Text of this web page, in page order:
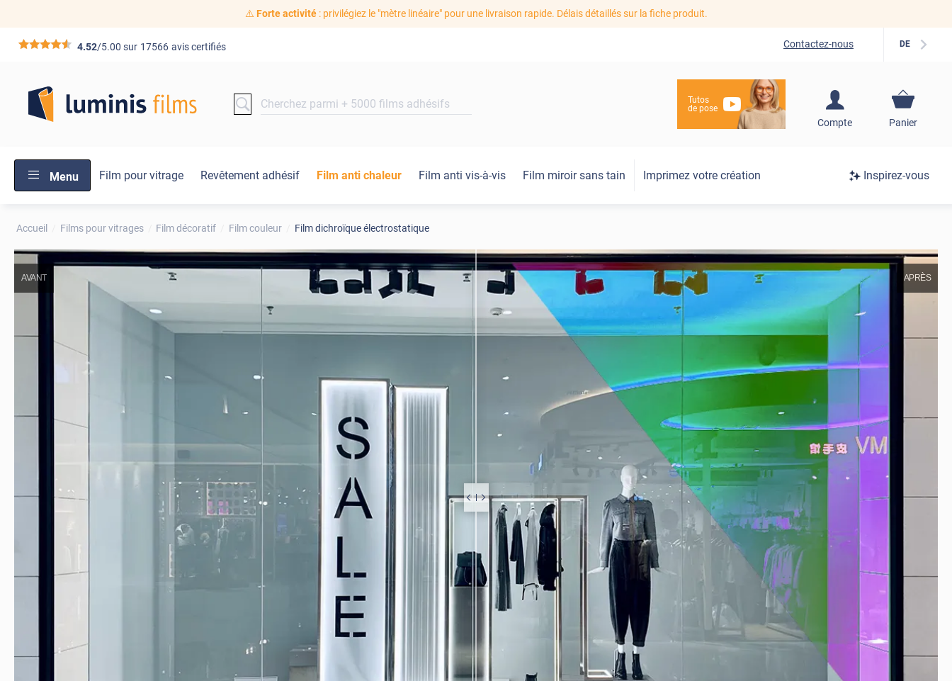
⚠️ Forte activité: privilégiez le "mètre linéaire" pour une livraison rapide. Délais détaillés sur la fiche produit.
*****4.52/5.00 sur 17566 avis certifiés Contactez-nous DE
Tutos
de pose
Compte
S'inscrire / Se
Panier
Menu Film pour vitrage Revêtement adhésif Film anti chaleur Film anti vis-à-vis Film miroir sans tain Imprimez votre création Inspirez-vous
Accueil Films pour vitrages Film décoratif Film couleur Film dichroïque électrostatique
AVANT APRÈS